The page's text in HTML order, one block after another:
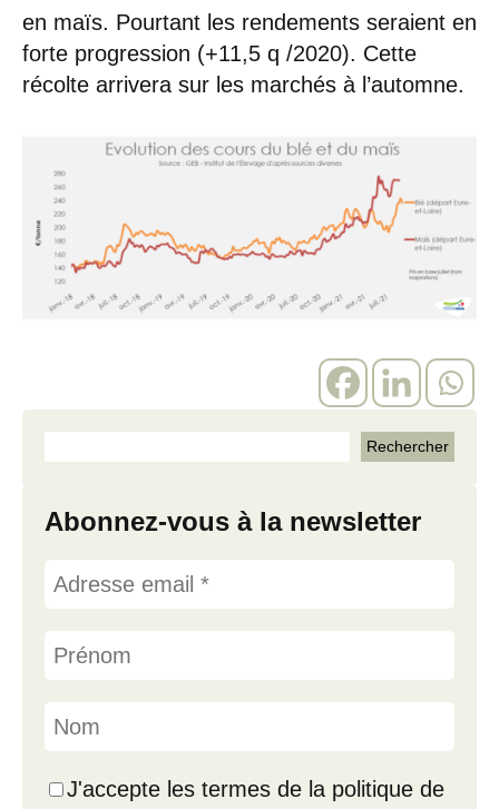
en maïs. Pourtant les rendements seraient en
forte progression (+11,5 q /2020). Cette
récolte arrivera sur les marchés à l’automne.
Abonnez-vous à la newsletter
J'accepte les termes de la politique de